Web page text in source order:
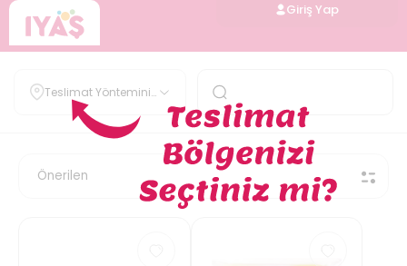
Giriş Yap
Teslimat Yöntemini
Belirle